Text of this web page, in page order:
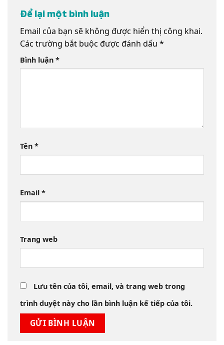
Để lại một bình luận
Email của bạn sẽ không được hiển thị công khai.
Các trường bắt buộc được đánh dấu *
Bình luận *
Tên *
Email *
Trang web
Lưu tên của tôi, email, và trang web trong
trình duyệt này cho lần bình luận kế tiếp của tôi.